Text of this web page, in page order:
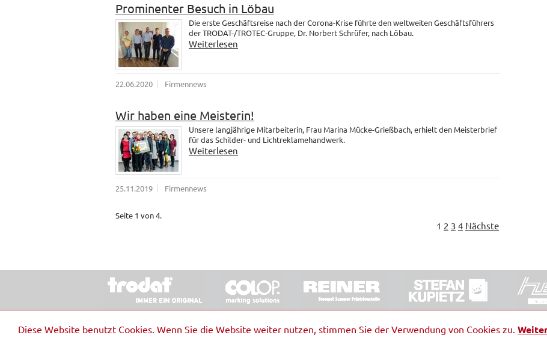
Diese Website benutzt Cookies. Wenn Sie die Website weiter nutzen, stimmen Sie der Verwendung von Cookies zu.
Prominenter Besuch in Löbau
Die erste Geschäftsreise nach der Corona-Krise führte den weltweiten Geschäftsführers
der TRODAT-/TROTEC-Gruppe, Dr. Norbert Schrüfer, nach Löbau.
Weiterlesen
22.06.2020 Firmennews
Wir haben eine Meisterin!
Unsere langjährige Mitarbeiterin, Frau Marina Mücke-Grießbach, erhielt den Meisterbrief
für das Schilder- und Lichtreklamehandwerk.
Weiterlesen
25.11.2019 Firmennews
Seite 1 von 4.
1 2 3 4 Nächste
© 2026 Stempel & Schilder RUDOLF SCHMORRDE GmbH & Co. KG Impressum Barrierefreiheit